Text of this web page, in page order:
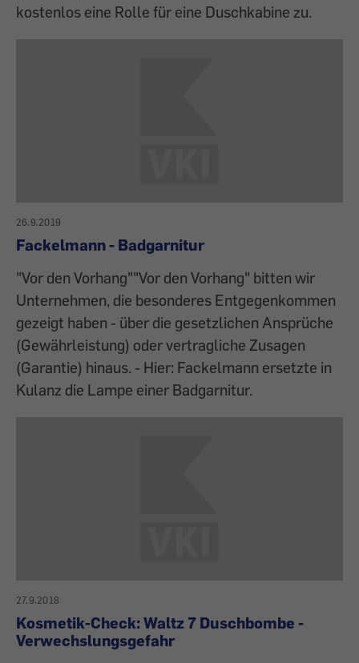
kostenlos eine Rolle für eine Duschkabine zu.
26.9.2019
Fackelmann - Badgarnitur
"Vor den Vorhang""Vor den Vorhang" bitten wir
Unternehmen, die besonderes Entgegenkommen
gezeigt haben - über die gesetzlichen Ansprüche
(Gewährleistung) oder vertragliche Zusagen
(Garantie) hinaus. - Hier: Fackelmann ersetzte in
Kulanz die Lampe einer Badgarnitur.
27.9.2018
Kosmetik-Check: Waltz 7 Duschbombe -
Verwechslungsgefahr